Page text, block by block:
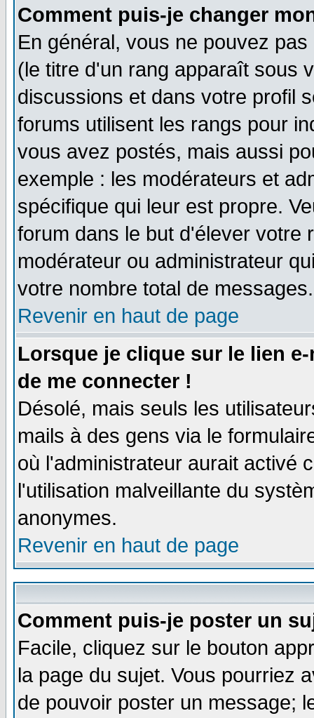
Comment puis-je changer
En général, vous ne pouvez
(le titre d'un rang apparaît sous
discussions et dans votre profil
forums utilisent les rangs pour
vous avez postés, mais aussi
exemple : les modérateurs et
spécifique qui leur est propre.
forum dans le but d'élever votre
modérateur ou administrateur
votre nombre total de messages.
Revenir en haut de page
Lorsque je clique sur le lien
de me connecter !
Désolé, mais seuls les
mails à des gens via le
où l'administrateur aurait activé
l'utilisation malveillante du
anonymes.
Revenir en haut de page
Comment puis-je poster un
Facile, cliquez sur le bouton
la page du sujet. Vous pourriez
de pouvoir poster un message;